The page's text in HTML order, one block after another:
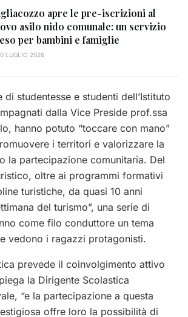
apre le pre-iscrizioni al
asilo nido comunale: un servizio
per bambini e famiglie
LUGLIO 2026
di studentesse e studenti dell’Istituto
dalla Vice Preside prof.ssa
hanno potuto “toccare con mano”
i territori e valorizzare la
la partecipazione comunitaria. Del
oltre ai programmi formativi
turistiche, da quasi 10 anni
del turismo”, una serie di
come filo conduttore un tema
vedono i ragazzi protagonisti.
prevede il coinvolgimento attivo
la Dirigente Scolastica
“e la partecipazione a questa
offre loro la possibilità di